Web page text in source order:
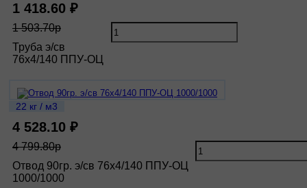
1 418.60 ₽
1 503.70р
Труба э/св
76х4/140 ППУ-ОЦ
22 кг / м3
4 528.10 ₽
4 799.80р
Отвод 90гр. э/св 76х4/140 ППУ-ОЦ
1000/1000